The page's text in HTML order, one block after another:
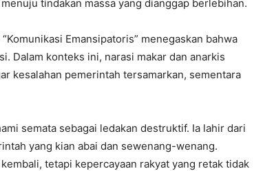
tindakan massa yang dianggap berlebihan.
Emansipatoris” menegaskan bahwa
Dalam konteks ini, narasi makar dan anarkis
kesalahan pemerintah tersamarkan, sementara
semata sebagai ledakan destruktif. Ia lahir dari
yang kian abai dan sewenang-wenang.
tetapi kepercayaan rakyat yang retak tidak